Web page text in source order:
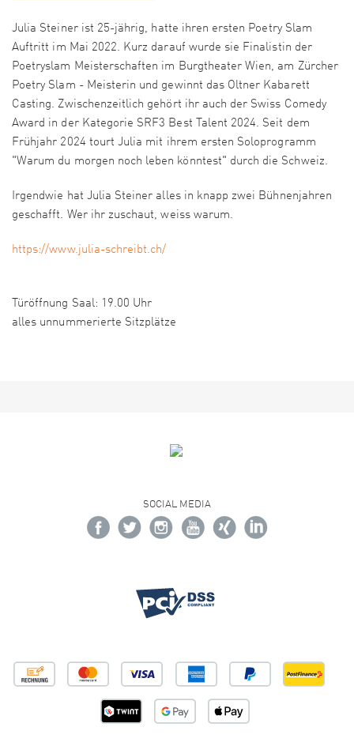
Julia Steiner ist 25-jährig, hatte ihren ersten Poetry Slam
Auftritt im Mai 2022. Kurz darauf wurde sie Finalistin der
Poetryslam Meisterschaften im Burgtheater Wien, am Zürcher
Poetry Slam - Meisterin und gewinnt das Oltner Kabarett
Casting. Zwischenzeitlich gehört ihr auch der Swiss Comedy
Award in der Kategorie SRF3 Best Talent 2024. Seit dem
Frühjahr 2024 tourt Julia mit ihrem ersten Soloprogramm
"Warum du morgen noch leben könntest" durch die Schweiz.
Irgendwie hat Julia Steiner alles in knapp zwei Bühnenjahren
geschafft. Wer ihr zuschaut, weiss warum.
https://www.julia-schreibt.ch/
Türöffnung Saal: 19.00 Uhr
alles unnummerierte Sitzplätze
SOCIAL MEDIA